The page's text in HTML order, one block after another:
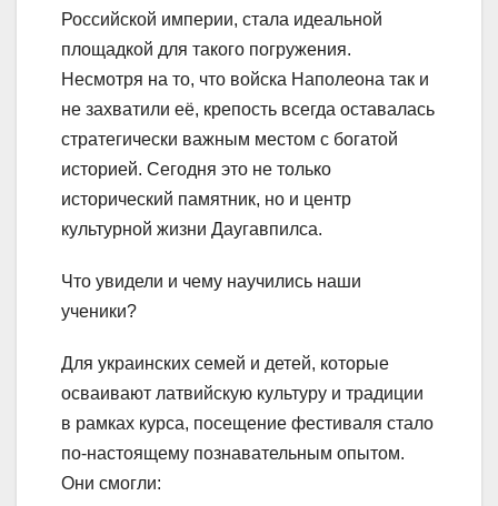
Российской империи, стала идеальной
площадкой для такого погружения.
Несмотря на то, что войска Наполеона так и
не захватили её, крепость всегда оставалась
стратегически важным местом с богатой
историей. Сегодня это не только
исторический памятник, но и центр
культурной жизни Даугавпилса.
Что увидели и чему научились наши
ученики?
Для украинских семей и детей, которые
осваивают латвийскую культуру и традиции
в рамках курса, посещение фестиваля стало
по-настоящему познавательным опытом.
Они смогли: